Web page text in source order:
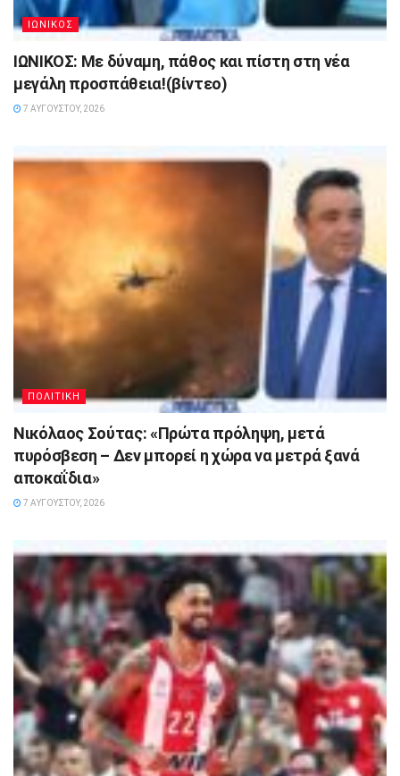
ΙΩΝΙΚΟΣ
ΙΩΝΙΚΟΣ: Με δύναμη, πάθος και πίστη στη νέα
μεγάλη προσπάθεια!(βίντεο)
7 ΑΥΓΟΎΣΤΟΥ, 2026
ΠΟΛΙΤΙΚΗ
Νικόλαος Σούτας: «Πρώτα πρόληψη, μετά
πυρόσβεση – Δεν μπορεί η χώρα να μετρά ξανά
αποκαΐδια»
7 ΑΥΓΟΎΣΤΟΥ, 2026